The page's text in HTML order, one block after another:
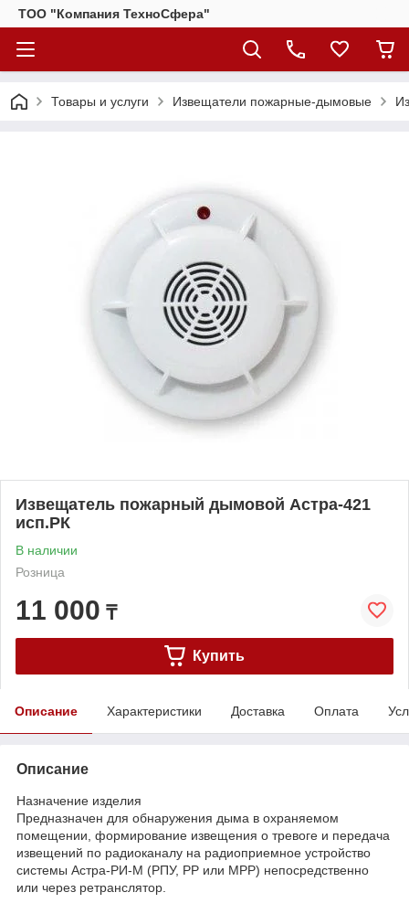
ТОО "Компания ТехноСфера"
Товары и услуги Извещатели пожарные-дымовые
Извещатель пожарный дымовой Астра-421
исп.РК
В наличии
Розница
11 000 ₸
Купить
Описание Характеристики Доставка Оплата
Описание
Назначение изделия
Предназначен для обнаружения дыма в охраняемом
помещении, формирование извещения о тревоге и передача
извещений по радиоканалу на радиоприемное устройство
системы Астра-РИ-М (РПУ, РР или МРР) непосредственно
или через ретранслятор.